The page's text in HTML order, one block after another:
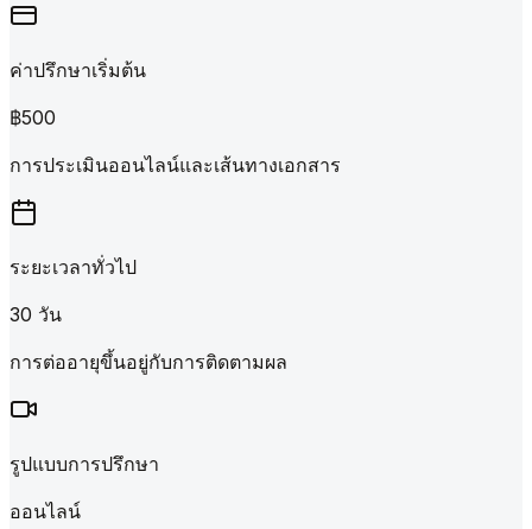
ค่าปรึกษาเริ่มต้น
฿500
การประเมินออนไลน์และเส้นทางเอกสาร
ระยะเวลาทั่วไป
30 วัน
การต่ออายุขึ้นอยู่กับการติดตามผล
รูปแบบการปรึกษา
ออนไลน์